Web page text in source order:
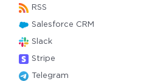
RSS
Salesforce CRM
Slack
Stripe
Telegram